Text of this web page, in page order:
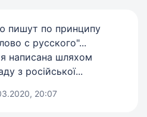
пишут по принципу
с русского"...
написана шляхом
з російської...
20:07